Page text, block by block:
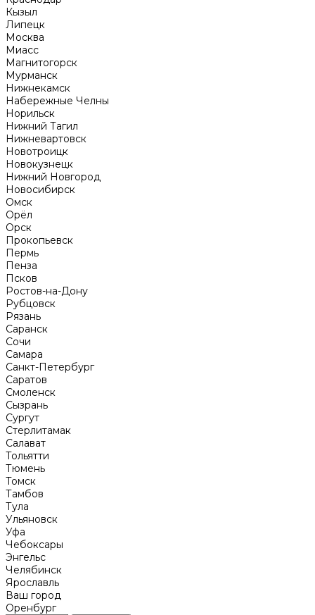
Кызыл
Липецк
Москва
Миасс
Магнитогорск
Мурманск
Нижнекамск
Набережные Челны
Норильск
Нижний Тагил
Нижневартовск
Новотроицк
Новокузнецк
Нижний Новгород
Новосибирск
Омск
Орёл
Орск
Прокопьевск
Пермь
Пенза
Псков
Ростов-на-Дону
Рубцовск
Рязань
Саранск
Сочи
Самара
Санкт-Петербург
Саратов
Смоленск
Сызрань
Сургут
Стерлитамак
Салават
Тольятти
Тюмень
Томск
Тамбов
Тула
Ульяновск
Уфа
Чебоксары
Энгельс
Челябинск
Ярославль
Ваш город
Оренбург